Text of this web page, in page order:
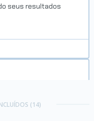
seus resultados
(14)